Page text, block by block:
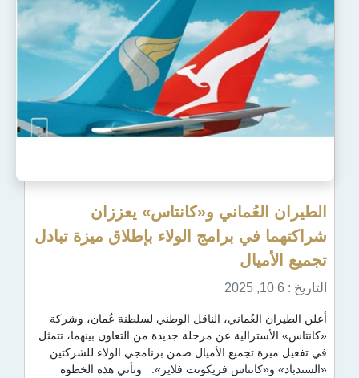
و«كانتاس» يعززان
برامج الولاء بإطلاق ميزة تبادل
الناقل الوطني لسلطنة عُمان، وشركة
عن مرحلة جديدة من التعاون بينهما، تتمثل
الأميال ضمن برنامجي الولاء للشركتين
فريكونت فلاير». وتأتي هذه الخطوة